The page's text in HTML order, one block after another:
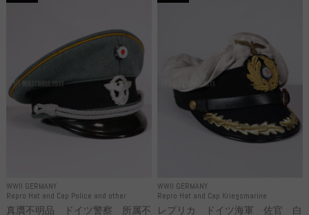
WWII GERMANY
Repro Hat and Cap Police and other
真贋不明品 ドイツ警察 所属不
WWII GERMANY
Repro Hat and Cap Kriegsmarine
レプリカ ドイツ海軍 佐官 白